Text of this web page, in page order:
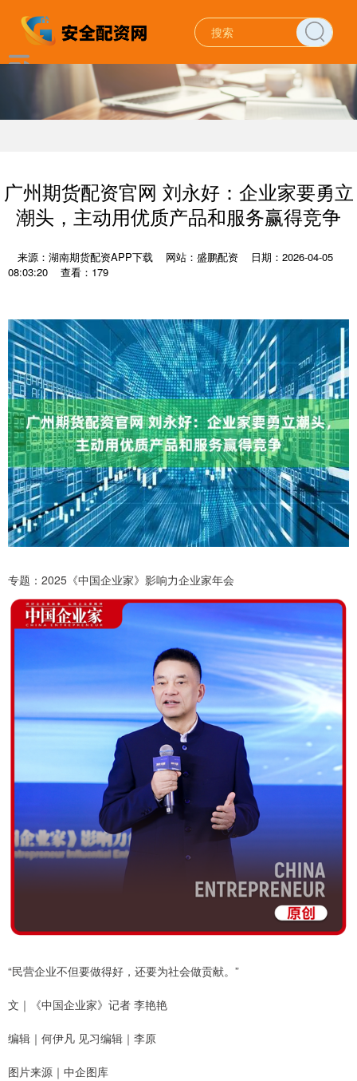
广州期货配资官网 刘永好：企业家要勇立
潮头，主动用优质产品和服务赢得竞争
来源：湖南期货配资APP下载 网站：盛鹏配资
日期：2026-04-05
08:03:20
查看：179
专题：2025《中国企业家》影响力企业家年会
“民营企业不但要做得好，还要为社会做贡献。”
文｜《中国企业家》记者 李艳艳
编辑｜何伊凡 见习编辑｜李原
图片来源｜中企图库